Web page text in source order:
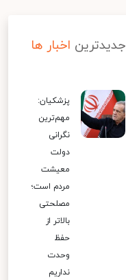
جدیدترین اخبار ها
پزشکیان:
مهم‌ترین
نگرانی
دولت
معیشت
مردم است؛
مصلحتی
بالاتر از
حفظ
وحدت
نداریم